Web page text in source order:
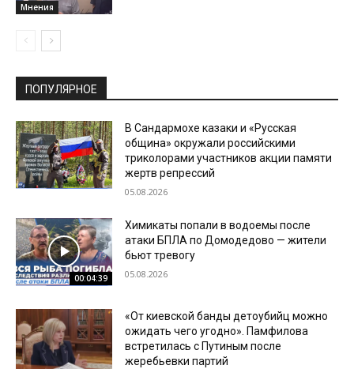
Мнения
ПОПУЛЯРНОЕ
В Сандармохе казаки и «Русская
община» окружали российскими
триколорами участников акции памяти
жертв репрессий
05.08.2026
00:04:39
Химикаты попали в водоемы после
атаки БПЛА по Домодедово — жители
бьют тревогу
05.08.2026
«От киевской банды детоубийц можно
ожидать чего угодно». Памфилова
встретилась с Путиным после
жеребьевки партий